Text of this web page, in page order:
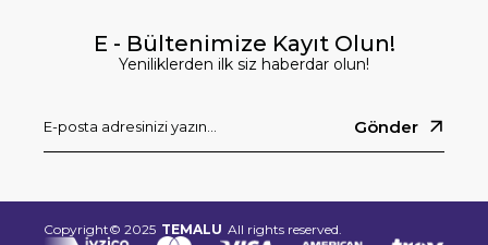
E - Bültenimize Kayıt Olun!
Yeniliklerden ilk siz haberdar olun!
Gönder
Copyright© 2025 TEMALU All rights reserved.